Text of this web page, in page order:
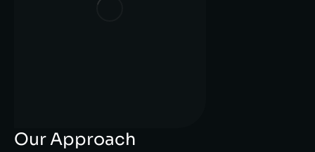
Our Approach